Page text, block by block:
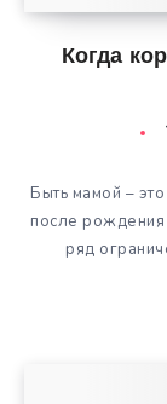
Когда
Быть мамой –
после
ряд